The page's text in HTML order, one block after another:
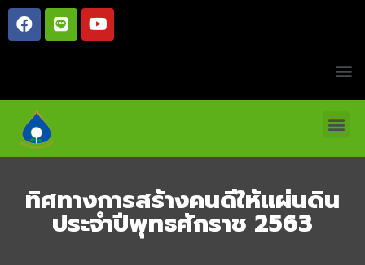
ทิศทางการสร้างคนดีให้แผ่นดิน
ประจำปีพุทธศักราช 2563